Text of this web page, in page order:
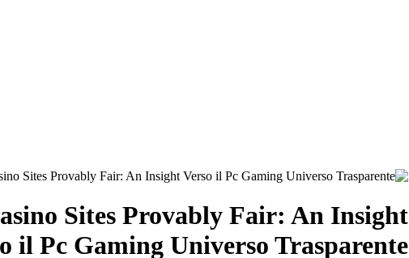
Sites Provably Fair: An Insight
il Pc Gaming Universo Trasparente